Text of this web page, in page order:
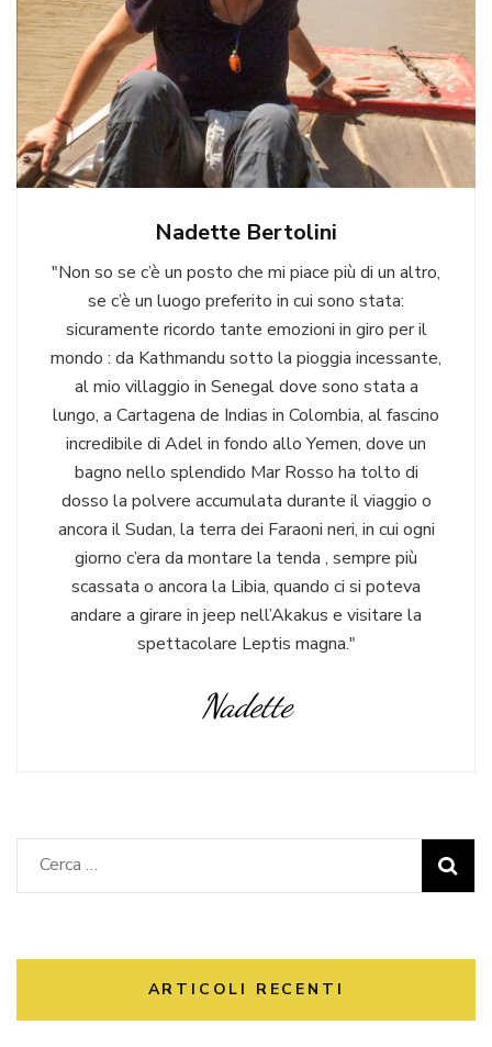
Nadette Bertolini
"Non so se c’è un posto che mi piace più di un altro,
se c’è un luogo preferito in cui sono stata:
sicuramente ricordo tante emozioni in giro per il
mondo : da Kathmandu sotto la pioggia incessante,
al mio villaggio in Senegal dove sono stata a
lungo, a Cartagena de Indias in Colombia, al fascino
incredibile di Adel in fondo allo Yemen, dove un
bagno nello splendido Mar Rosso ha tolto di
dosso la polvere accumulata durante il viaggio o
ancora il Sudan, la terra dei Faraoni neri, in cui ogni
giorno c’era da montare la tenda , sempre più
scassata o ancora la Libia, quando ci si poteva
andare a girare in jeep nell’Akakus e visitare la
spettacolare Leptis magna."
Nadette
ARTICOLI RECENTI